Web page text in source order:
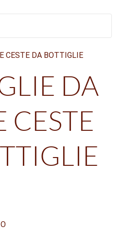
M NO ST UVW
DA
CESTE